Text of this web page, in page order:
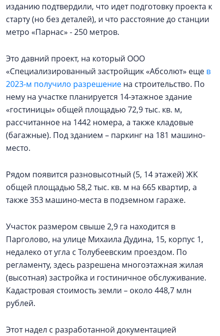
изданию подтвердили, что идет подготовку проекта к
старту (но без деталей), и что расстояние до станции
метро «Парнас» - 250 метров.
Это давний проект, на который ООО
«Специализированный застройщик «Абсолют» еще в
2023-м получило разрешение на строительство. По
нему на участке планируется 14-этажное здание
«гостиницы» общей площадью 72,9 тыс. кв. м,
рассчитанное на 1442 номера, а также кладовые
(багажные). Под зданием – паркинг на 181 машино-
место.
Рядом появится разновысотный (5, 14 этажей) ЖК
общей площадью 58,2 тыс. кв. м на 665 квартир, а
также 353 машино-места в подземном гараже.
Участок размером свыше 2,9 га находится в
Парголово, на улице Михаила Дудина, 15, корпус 1,
недалеко от угла с Толубеевским проездом. По
регламенту, здесь разрешена многоэтажная жилая
(высотная) застройка и гостиничное обслуживание.
Кадастровая стоимость земли – около 448,7 млн
рублей.
Этот надел с разработанной документацией